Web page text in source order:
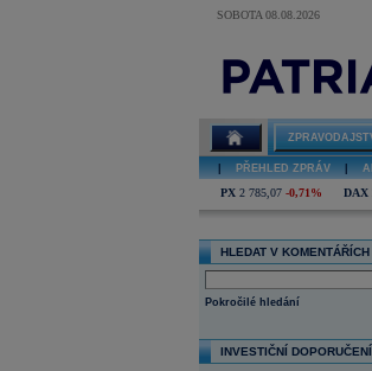
SOBOTA 08.08.2026
PŘEHLED ZPRÁV
PX 2 785,07 -0,71% DAX
HLEDAT V KOMENTÁŘÍCH
Pokročilé hledání
INVESTIČNÍ DOPORUČENÍ